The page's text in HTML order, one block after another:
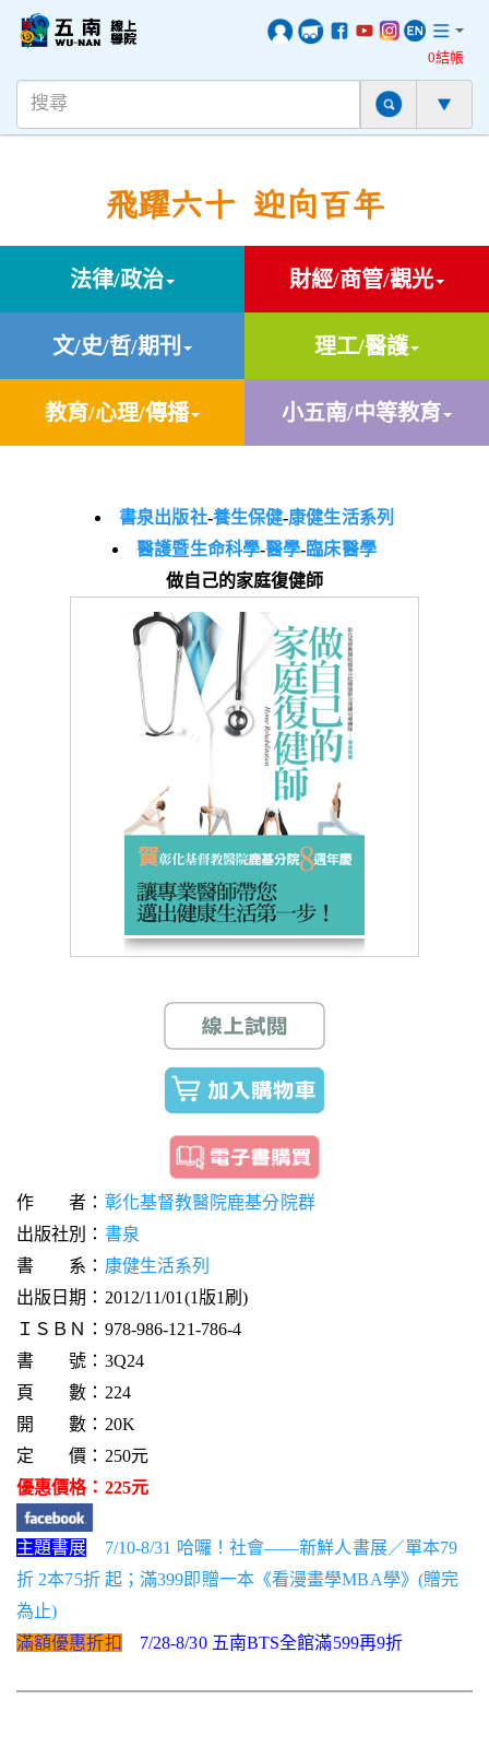
0結帳
飛躍六十 迎向百年
法律/政治 財經/商管/觀光
文/史/哲/期刊 理工/醫護
教育/心理/傳播 小五南/中等教育
書泉出版社-養生保健-康健生活系列
醫護暨生命科學-醫學-臨床醫學
做自己的家庭復健師
作 者： 彰化基督教醫院鹿基分院群
出版社別： 書泉
書 系： 康健生活系列
出版日期：2012/11/01(1版1刷)
ＩＳＢＮ：978-986-121-786-4
書 號：3Q24
頁 數：224
開 數：20K
定 價：250元
優惠價格：225元
主題書展
7/10-8/31 哈囉！社會——新鮮人書展／單本79
折 2本75折 起；滿399即贈一本《看漫畫學MBA學》(贈完
為止)
滿額優惠折扣
7/28-8/30 五南BTS全館滿599再9折